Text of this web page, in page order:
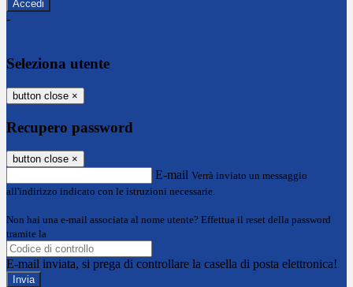
-
Seleziona utente
button close ×
Recupero password
button close ×
E-mail Verrà inviato un messaggio
all'indirizzo indicato con le istruzioni necessarie.
Non hai una e-mail associata al nome utente? Effettua il reset della password
tramite la
E-mail inviata, si prega di controllare la casella di posta elettronica!